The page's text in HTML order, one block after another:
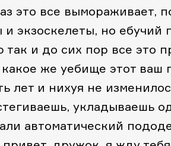
это все вымораживает,
экзоскелеты, но ебучий
так и до сих пор все это
же уебище этот ваш
лет и нихуя не
укладываешь
автоматический